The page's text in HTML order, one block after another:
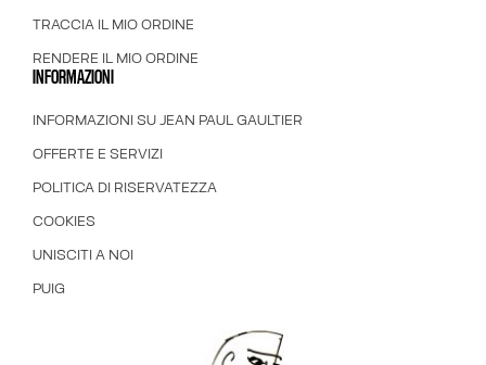
TRACCIA IL MIO ORDINE
RENDERE IL MIO ORDINE
INFORMAZIONI
INFORMAZIONI SU JEAN PAUL GAULTIER
OFFERTE E SERVIZI
POLITICA DI RISERVATEZZA
COOKIES
UNISCITI A NOI
PUIG